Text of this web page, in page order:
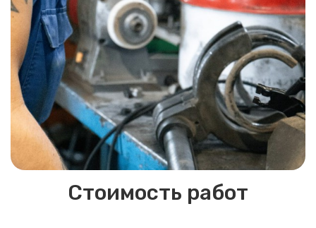
Стоимость работ